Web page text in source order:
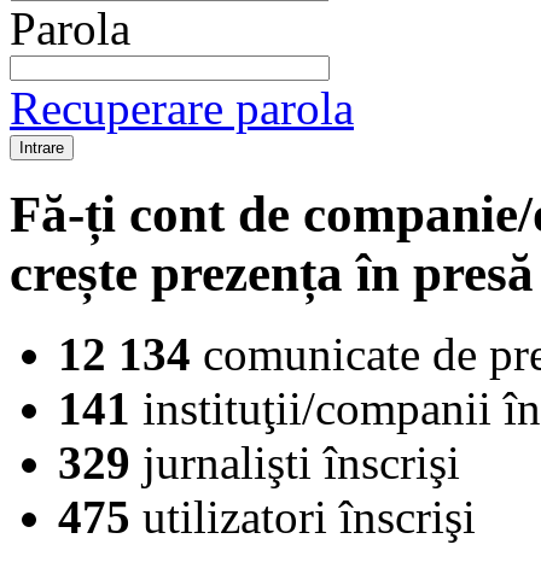
Parola
Recuperare parola
Fă-ți cont de
crește prezența în
12 134 comunicate de
141 instituţii/companii
329 jurnalişti înscrişi
475 utilizatori înscrişi